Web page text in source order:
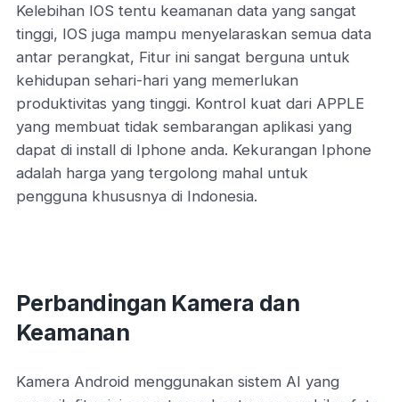
Kelebihan IOS tentu keamanan data yang sangat
tinggi, IOS juga mampu menyelaraskan semua data
antar perangkat, Fitur ini sangat berguna untuk
kehidupan sehari-hari yang memerlukan
produktivitas yang tinggi. Kontrol kuat dari APPLE
yang membuat tidak sembarangan aplikasi yang
dapat di install di Iphone anda. Kekurangan Iphone
adalah harga yang tergolong mahal untuk
pengguna khususnya di Indonesia.
Perbandingan Kamera dan
Keamanan
Kamera Android menggunakan sistem AI yang